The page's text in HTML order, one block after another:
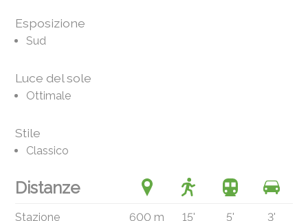
Esposizione
Sud
Luce del sole
Ottimale
Stile
Classico
Distanze
Stazione 600 m 15' 5' 3'